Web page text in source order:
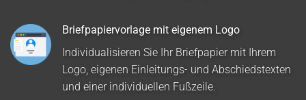
Briefpapiervorlage mit eigenem Logo
Individualisieren Sie Ihr Briefpapier mit Ihrem
Logo, eigenen Einleitungs- und Abschiedstexten
und einer individuellen Fußzeile.